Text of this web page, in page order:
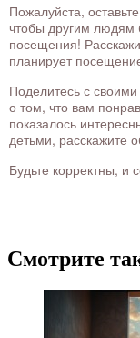
Пожалуйста,
чтобы другим
посещения!
планирует
Поделитесь с
о том, что вам
показалось
детьми, расскажите
Будьте корректны, и
Смотрите